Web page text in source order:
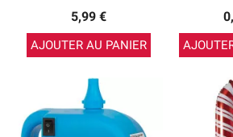
5,99 €
AJOUTER AU PANIER